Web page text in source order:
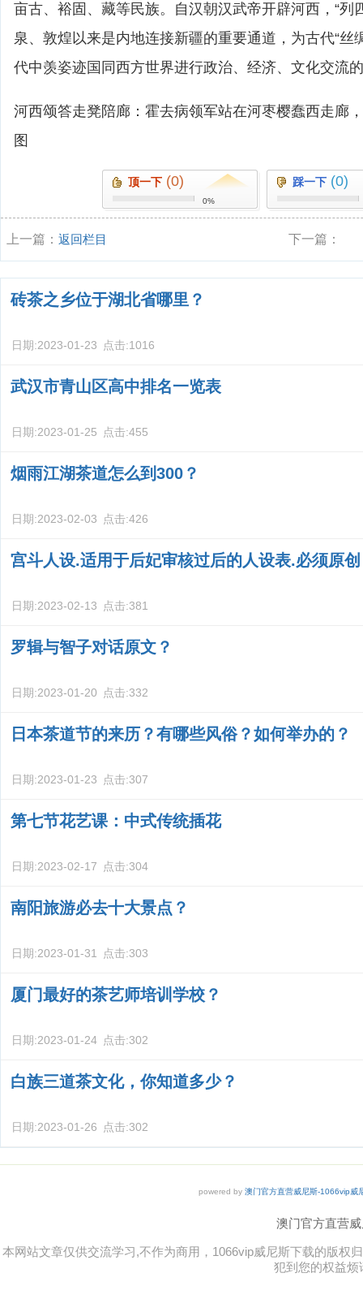
亩古、裕固、藏等民族。自汉朝汉武帝开辟河西，“列
泉、敦煌以来是内地连接新疆的重要通道，为古代“丝
代中羡姿迹国同西方世界进行政治、经济、文化交流
河西颂答走凳陪廊：霍去病领军站在河枣樱蠢西走廊
图
顶一下 (0)
0%
踩一下 (0)
上一篇： 返回栏目 下一篇：
砖茶之乡位于湖北省哪里？
日期:2023-01-23 点击:1016
武汉市青山区高中排名一览表
日期:2023-01-25 点击:455
烟雨江湖茶道怎么到300？
日期:2023-02-03 点击:426
宫斗人设.适用于后妃审核过后的人设表.必须原创
日期:2023-02-13 点击:381
罗辑与智子对话原文？
日期:2023-01-20 点击:332
日本茶道节的来历？有哪些风俗？如何举办的？
日期:2023-01-23 点击:307
第七节花艺课：中式传统插花
日期:2023-02-17 点击:304
南阳旅游必去十大景点？
日期:2023-01-31 点击:303
厦门最好的茶艺师培训学校？
日期:2023-01-24 点击:302
白族三道茶文化，你知道多少？
日期:2023-01-26 点击:302
powered by 澳门官方直营威尼斯-1066vip威
澳门官方直营
本网站文章仅供交流学习,不作为商用，1066vip威尼斯下载的版权
犯到您的权益烦